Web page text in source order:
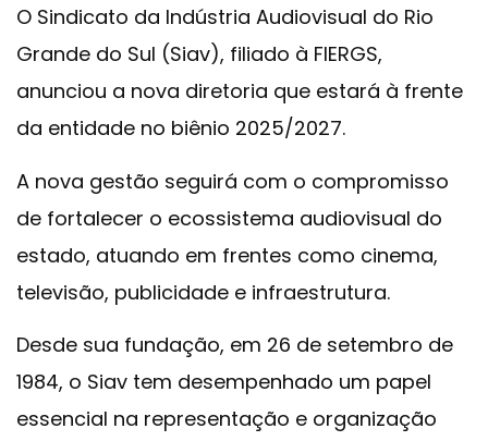
O Sindicato da Indústria Audiovisual do Rio
Grande do Sul (Siav), filiado à FIERGS,
anunciou a nova diretoria que estará à frente
da entidade no biênio 2025/2027.
A nova gestão seguirá com o compromisso
de fortalecer o ecossistema audiovisual do
estado, atuando em frentes como cinema,
televisão, publicidade e infraestrutura.
Desde sua fundação, em 26 de setembro de
1984, o Siav tem desempenhado um papel
essencial na representação e organização